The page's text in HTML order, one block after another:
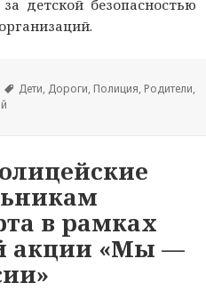
детской безопасностью
Метки
Дети, Дороги, Полиция, Родители,
в рамках
акции «Мы —